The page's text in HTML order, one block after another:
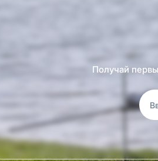
Получай